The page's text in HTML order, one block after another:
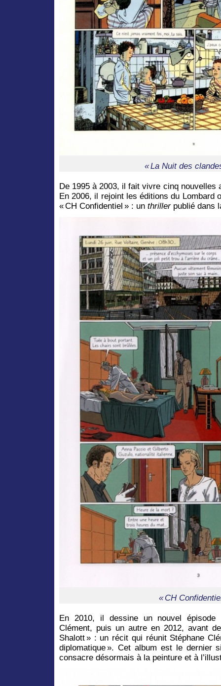
« La Nuit des
De 1995 à 2003, il fait vivre cinq nouvelles
En 2006, il rejoint les éditions du Lombard
« CH Confidentiel » : un thrillerpublié dans
« CH
En 2010, il dessine un nouvel épisode
Clément, puis un autre en 2012, avant
Shalott » : un récit qui réunit Stéphane
diplomatique ». Cet album est le dernier
consacre désormais à la peinture et à